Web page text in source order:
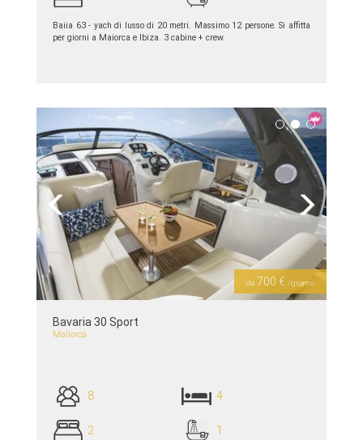
Baiia 63 - yach di lusso di 20 metri. Massimo 12 persone. Si affitta
per giorni a Maiorca e Ibiza. 3 cabine + crew.
piú dettagli >>
Previous Next
da 700 € /giorno
Bavaria 30 Sport
Mallorca
8 4
2 1